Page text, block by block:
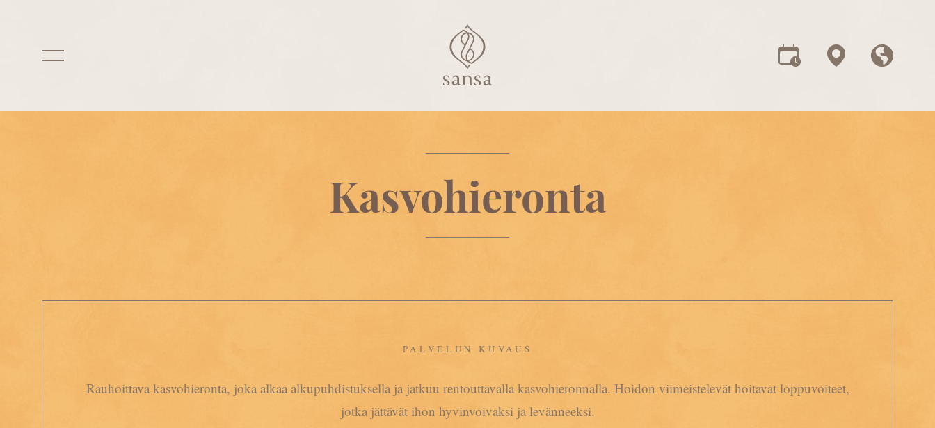
Kasvohieronta
PALVELUN KUVAUS
Rauhoittava kasvohieronta, joka alkaa alkupuhdistuksella ja jatkuu rentouttavalla kasvohieronnalla. Hoidon viimeistelevät hoitavat loppuvoiteet,
jotka jättävät ihon hyvinvoivaksi ja levänneeksi.